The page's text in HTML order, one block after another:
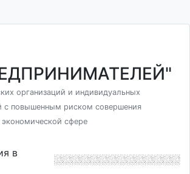
организаций и индивидуальных
с повышенным риском совершения
сфере
в